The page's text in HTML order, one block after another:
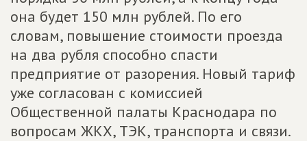
она будет 150 млн рублей. По его
словам, повышение стоимости проезда
на два рубля способно спасти
предприятие от разорения. Новый тариф
уже согласован с комиссией
Общественной палаты Краснодара по
вопросам ЖКХ, ТЭК, транспорта и связи.